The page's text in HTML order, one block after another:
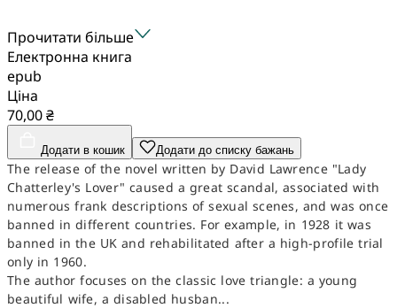
Прочитати більше
Електронна книга
epub
Ціна
70,00 ₴
Додати в кошик Додати до списку бажань
The release of the novel written by David Lawrence "Lady
Chatterley's Lover" caused a great scandal, associated with
numerous frank descriptions of sexual scenes, and was once
banned in different countries. For example, in 1928 it was
banned in the UK and rehabilitated after a high-profile trial
only in 1960.
The author focuses on the classic love triangle: a young
beautiful wife, a disabled husban...